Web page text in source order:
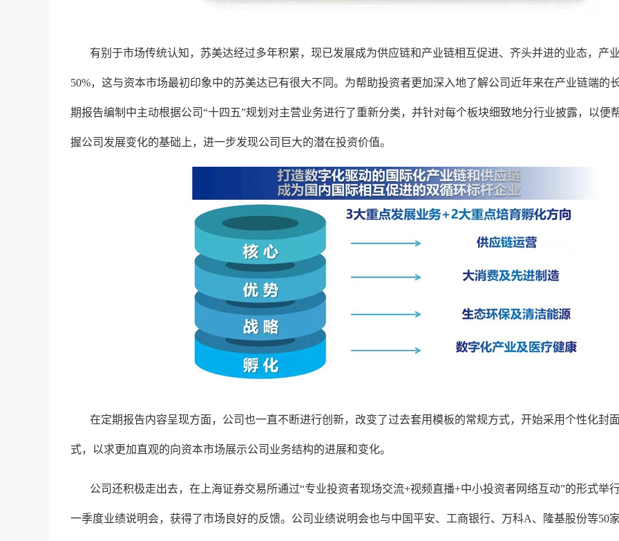
有别于市场传统认知，苏美达经过多年积累，现已发展成为供应链和产业链相互促进、齐头并进的业态，产
50%，这与资本市场最初印象中的苏美达已有很大不同。为帮助投资者更加深入地了解公司近年来在产业链端的
期报告编制中主动根据公司“十四五”规划对主营业务进行了重新分类，并针对每个板块细致地分行业披露，以便
握公司发展变化的基础上，进一步发现公司巨大的潜在投资价值。
在定期报告内容呈现方面，公司也一直不断进行创新，改变了过去套用模板的常规方式，开始采用个性化封
式，以求更加直观的向资本市场展示公司业务结构的进展和变化。
公司还积极走出去，在上海证券交易所通过“专业投资者现场交流+视频直播+中小投资者网络互动”的形式举
一季度业绩说明会，获得了市场良好的反馈。公司业绩说明会也与中国平安、工商银行、万科A、隆基股份等50